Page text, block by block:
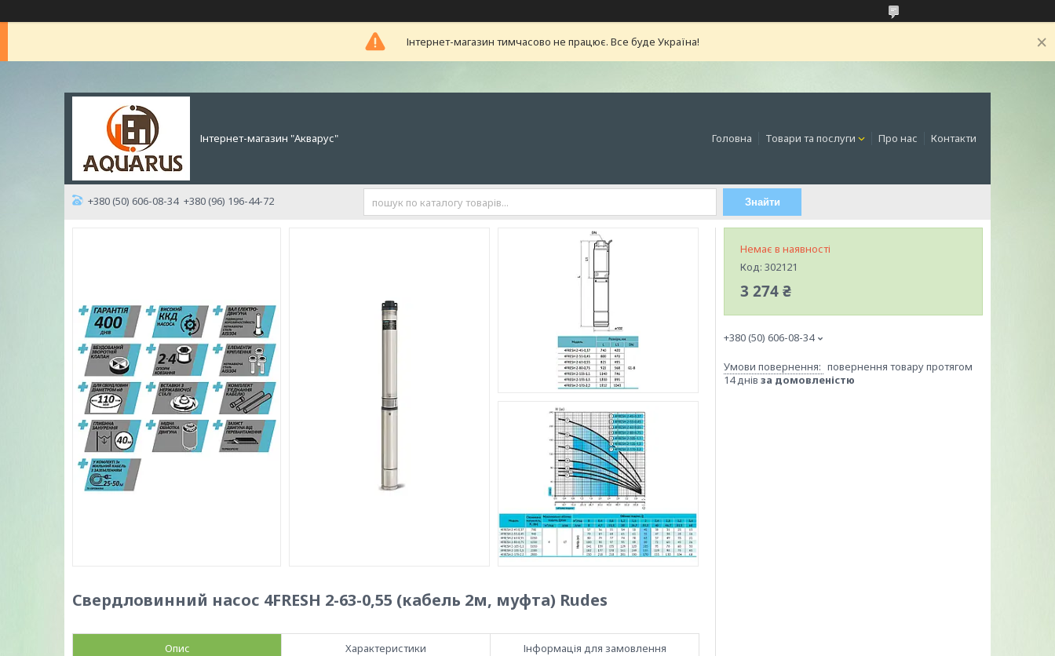
Інтернет-магазин тимчасово не працює. Все буде Україна!
Інтернет-магазин "Акварус" Головна Товари та послуги Про нас Контакти
+380 (50) 606-08-34 +380 (96) 196-44-72 Знайти
Свердловинний насос 4FRESH 2-63-0,55 (кабель 2м, муфта) Rudes
Опис Характеристики Інформація для замовлення
Немає в наявності
Код: 302121
3 274 ₴
+380 (50) 606-08-34
повернення товару протягом
14 днів за домовленістю